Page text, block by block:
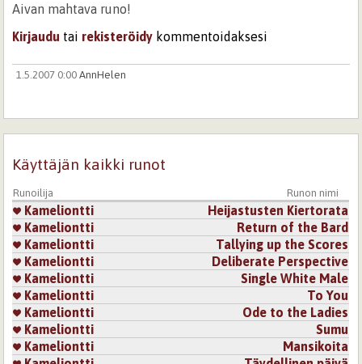
Aivan mahtava runo!
Kirjaudu tai rekisteröidy kommentoidaksesi
1.5.2007 0:00 AnnHelen
mikä innoittaa lukemaan sen aina uudestaan. Kaunista
Kirjaudutai rekisteröidy kommentoidaksesi
5.8.2007 0:00
Vahvaa ja kaunista tekstiä. Pidin erityisesti toiseta
säkeisöstä, toi hymyn huulille.
Kirjaudutairekisteröidy kommentoidaksesi
1.10.2018 1:31Sorveira
Siis tää on vaan niin mielettömän hieno. Hyväntuulinen,
pysäyttävä ja hymyilyttävä.
Kirjaudutairekisteröidykommentoidaksesi
Käyttäjän kaikki runot
Runoilija Runon nimi
Kameliontti
Heijastusten Kiertorata
Kameliontti
Return of the Bard
Kameliontti
Tallying up the Scores
Kameliontti
Deliberate Perspective
Kameliontti
Single White Male
Kameliontti
To You
Kameliontti
Ode to the Ladies
Kameliontti
Sumu
Kameliontti
Mansikoita